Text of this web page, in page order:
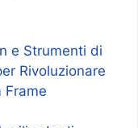
e Strumenti di
Rivoluzionare
Frame